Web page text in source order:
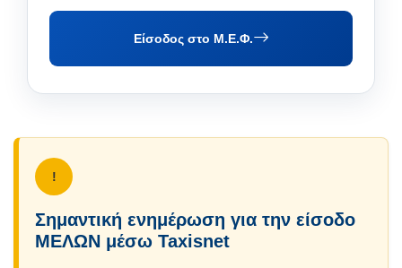
Είσοδος στο Μ.Ε.Φ.
!
Σημαντική ενημέρωση για την είσοδο
ΜΕΛΩΝ μέσω Taxisnet